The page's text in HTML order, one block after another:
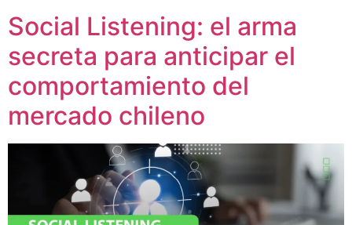
Social Listening: el arma
secreta para anticipar el
comportamiento del
mercado chileno